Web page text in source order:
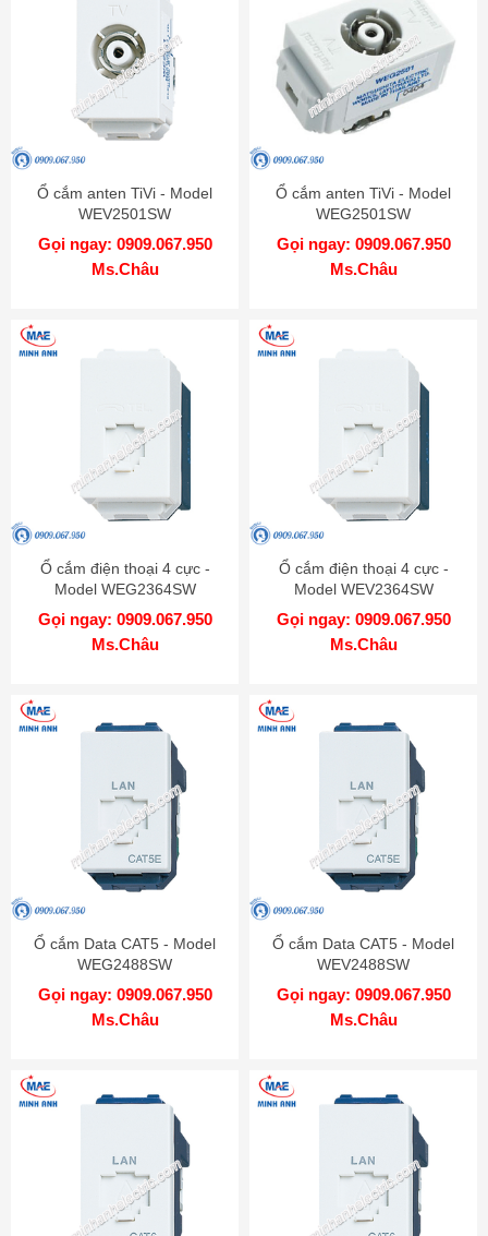
Ổ cắm anten TiVi - Model
WEV2501SW
Gọi ngay: 0909.067.950
Ms.Châu
Ổ cắm anten TiVi - Model
WEG2501SW
Gọi ngay: 0909.067.950
Ms.Châu
Ổ cắm điện thoại 4 cực -
Model WEG2364SW
Gọi ngay: 0909.067.950
Ms.Châu
Ổ cắm điện thoại 4 cực -
Model WEV2364SW
Gọi ngay: 0909.067.950
Ms.Châu
Ổ cắm Data CAT5 - Model
WEG2488SW
Gọi ngay: 0909.067.950
Ms.Châu
Ổ cắm Data CAT5 - Model
WEV2488SW
Gọi ngay: 0909.067.950
Ms.Châu